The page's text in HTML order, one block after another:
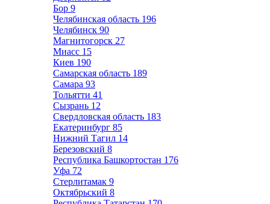
Бор 9
Челябинская область 196
Челябинск 90
Магнитогорск 27
Миасс 15
Киев 190
Самарская область 189
Самара 93
Тольятти 41
Сызрань 12
Свердловская область 183
Екатеринбург 85
Нижний Тагил 14
Березовский 8
Республика Башкортостан 176
Уфа 72
Стерлитамак 9
Октябрьский 8